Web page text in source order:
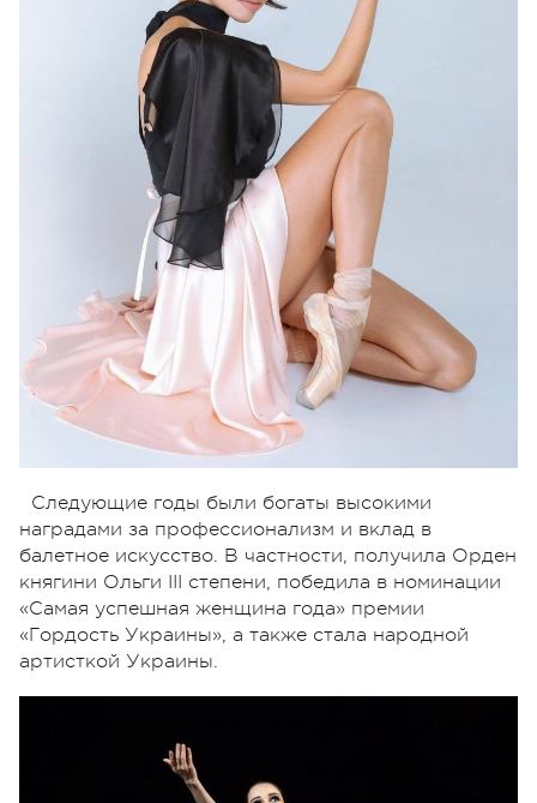
Следующие годы были богаты высокими
наградами за профессионализм и вклад в
балетное искусство. В частности, получила Орден
княгини Ольги III степени, победила в номинации
«Самая успешная женщина года» премии
«Гордость Украины», а также стала народной
артисткой Украины.